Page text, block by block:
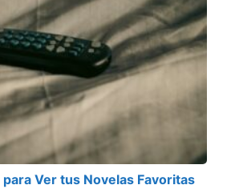
Ver tus Novelas Favoritas